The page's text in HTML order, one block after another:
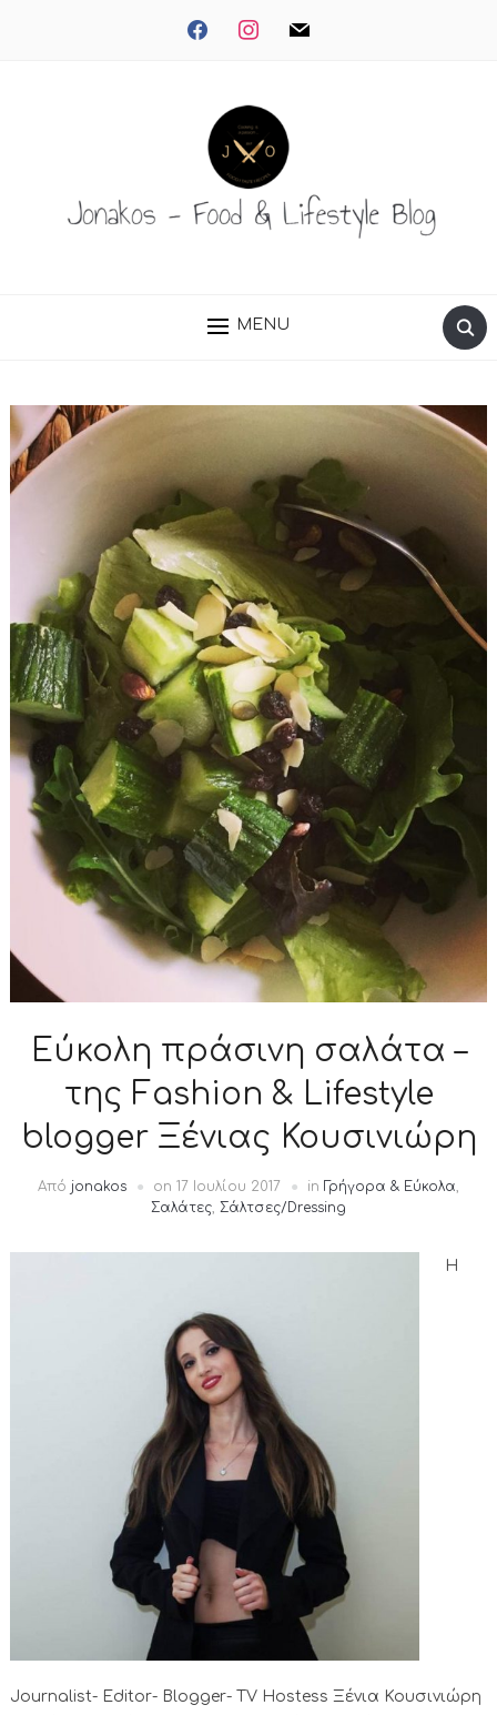
facebookinstagrammail
MENU
Εύκολη πράσινη σαλάτα –
της Fashion & Lifestyle
blogger Ξένιας Κουσινιώρη
Από jonakos on 17 Ιουλίου 2017 in Γρήγορα & Εύκολα,
Σαλάτες, Σάλτσες/Dressing
Η
Journalist- Editor- Blogger- TV Hostess Ξένια Κουσινιώρη